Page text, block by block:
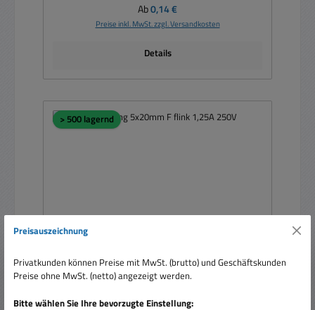
Regulärer Preis:
Ab0,14 €
Preise inkl. MwSt. zzgl. Versandkosten
Details
> 500 lagernd
Preisauszeichnung
Privatkunden können Preise mit MwSt. (brutto) und Geschäftskunden
Preise ohne MwSt. (netto) angezeigt werden.
Bitte wählen Sie Ihre bevorzugte Einstellung: